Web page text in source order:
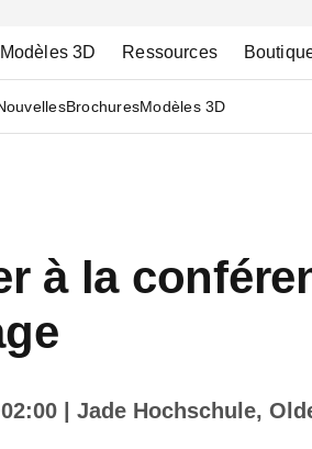
Modèles 3D Ressources
BrochuresModèles 3D
à la
| Jade Hochschule,